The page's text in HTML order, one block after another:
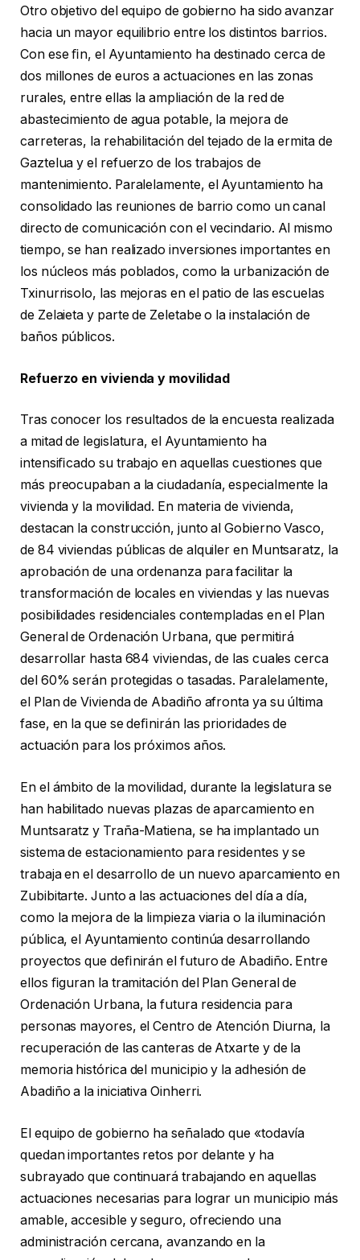
Otro objetivo del equipo de gobierno ha sido avanzar
hacia un mayor equilibrio entre los distintos barrios.
Con ese ﬁn, el Ayuntamiento ha destinado cerca de
dos millones de euros a actuaciones en las zonas
rurales, entre ellas la ampliación de la red de
abastecimiento de agua potable, la mejora de
carreteras, la rehabilitación del tejado de la ermita de
Gaztelua y el refuerzo de los trabajos de
mantenimiento. Paralelamente, el Ayuntamiento ha
consolidado las reuniones de barrio como un canal
directo de comunicación con el vecindario. Al mismo
tiempo, se han realizado inversiones importantes en
los núcleos más poblados, como la urbanización de
Txinurrisolo, las mejoras en el patio de las escuelas
de Zelaieta y parte de Zeletabe o la instalación de
baños públicos.
Refuerzo en vivienda y movilidad
Tras conocer los resultados de la encuesta realizada
a mitad de legislatura, el Ayuntamiento ha
intensiﬁcado su trabajo en aquellas cuestiones que
más preocupaban a la ciudadanía, especialmente la
vivienda y la movilidad. En materia de vivienda,
destacan la construcción, junto al Gobierno Vasco,
de 84 viviendas públicas de alquiler en Muntsaratz, la
aprobación de una ordenanza para facilitar la
transformación de locales en viviendas y las nuevas
posibilidades residenciales contempladas en el Plan
General de Ordenación Urbana, que permitirá
desarrollar hasta 684 viviendas, de las cuales cerca
del 60% serán protegidas o tasadas. Paralelamente,
el Plan de Vivienda de Abadiño afronta ya su última
fase, en la que se deﬁnirán las prioridades de
actuación para los próximos años.
En el ámbito de la movilidad, durante la legislatura se
han habilitado nuevas plazas de aparcamiento en
Muntsaratz y Traña-Matiena, se ha implantado un
sistema de estacionamiento para residentes y se
trabaja en el desarrollo de un nuevo aparcamiento en
Zubibitarte. Junto a las actuaciones del día a día,
como la mejora de la limpieza viaria o la iluminación
pública, el Ayuntamiento continúa desarrollando
proyectos que deﬁnirán el futuro de Abadiño. Entre
ellos ﬁguran la tramitación del Plan General de
Ordenación Urbana, la futura residencia para
personas mayores, el Centro de Atención Diurna, la
recuperación de las canteras de Atxarte y de la
memoria histórica del municipio y la adhesión de
Abadiño a la iniciativa Oinherri.
El equipo de gobierno ha señalado que «todavía
quedan importantes retos por delante y ha
subrayado que continuará trabajando en aquellas
actuaciones necesarias para lograr un municipio más
amable, accesible y seguro, ofreciendo una
administración cercana, avanzando en la